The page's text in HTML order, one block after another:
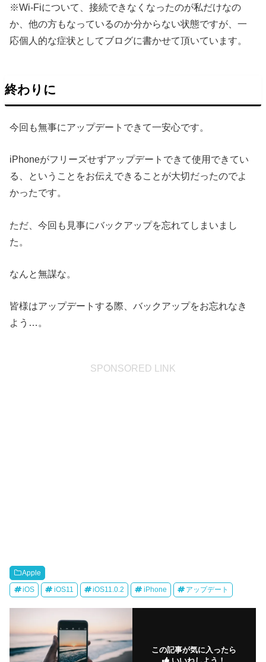
※Wi-Fiについて、接続できなくなったのが私だけなの
か、他の方もなっているのか分からない状態ですが、一
応個人的な症状としてブログに書かせて頂いています。
終わりに
今回も無事にアップデートできて一安心です。
iPhoneがフリーズせずアップデートできて使用できてい
る、ということをお伝えできることが大切だったのでよ
かったです。
ただ、今回も見事にバックアップを忘れてしまいまし
た。
なんと無謀な。
皆様はアップデートする際、バックアップをお忘れなき
よう…。
SPONSORED LINK
Apple
iOS iOS11 iOS11.0.2 iPhone アップデート
この記事が気に入ったら